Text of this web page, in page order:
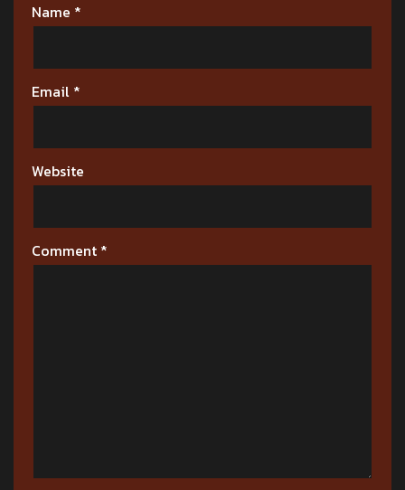
Name *
Email *
Website
Comment *